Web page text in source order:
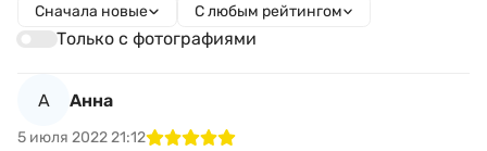
Сначала новые С любым рейтингом
Только с фотографиями
А Анна
5 июля 2022 21:12